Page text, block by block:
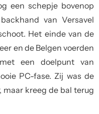
een schepje bovenop
van Versavel
Het einde van de
en de Belgen voerden
een doelpunt van
PC-fase. Zij was de
kreeg de bal terug